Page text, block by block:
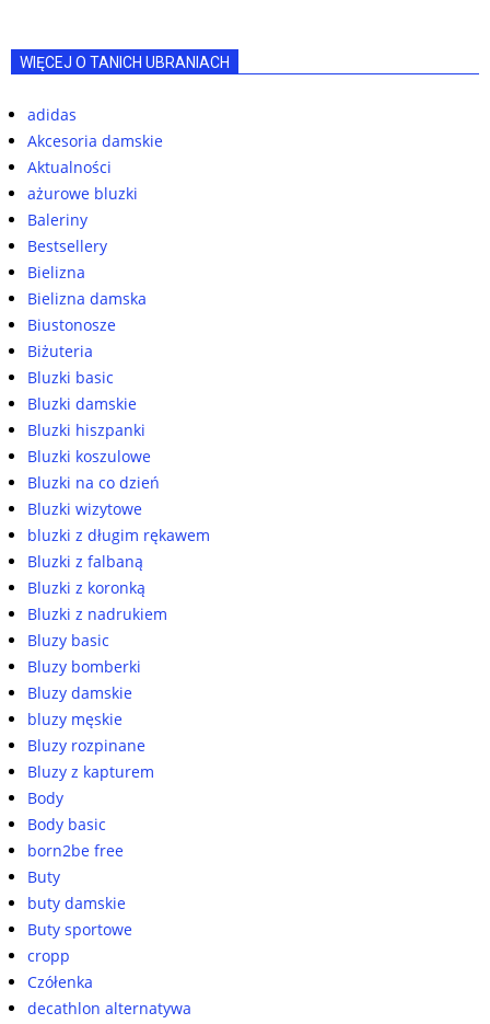
WIĘCEJ O TANICH UBRANIACH
adidas
Akcesoria damskie
Aktualności
ażurowe bluzki
Baleriny
Bestsellery
Bielizna
Bielizna damska
Biustonosze
Biżuteria
Bluzki basic
Bluzki damskie
Bluzki hiszpanki
Bluzki koszulowe
Bluzki na co dzień
Bluzki wizytowe
bluzki z długim rękawem
Bluzki z falbaną
Bluzki z koronką
Bluzki z nadrukiem
Bluzy basic
Bluzy bomberki
Bluzy damskie
bluzy męskie
Bluzy rozpinane
Bluzy z kapturem
Body
Body basic
born2be free
Buty
buty damskie
Buty sportowe
cropp
Czółenka
decathlon alternatywa